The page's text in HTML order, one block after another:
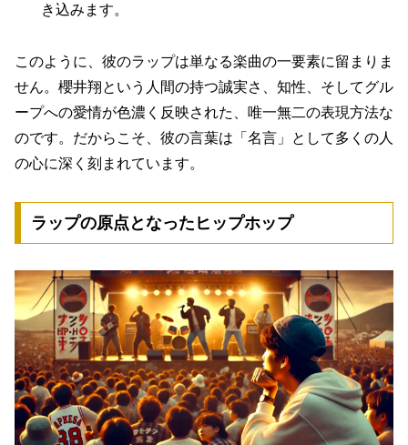
き込みます。
このように、彼のラップは単なる楽曲の一要素に留まりま
せん。 櫻井翔という人間の持つ誠実さ、知性、そしてグル
ープへの愛情が色濃く反映された、唯一無二の表現方法な
のです。だからこそ、彼の言葉は「名言」として多くの人
の心に深く刻まれています。
ラップの原点となったヒップホップ